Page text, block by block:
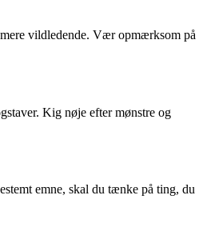
vildledende. Vær opmærksom på
Kig nøje efter mønstre og
emne, skal du tænke på ting, du